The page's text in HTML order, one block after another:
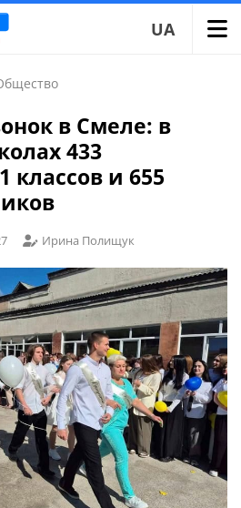
UA
в Смеле: в
433
классов и 655
Ирина Полищук